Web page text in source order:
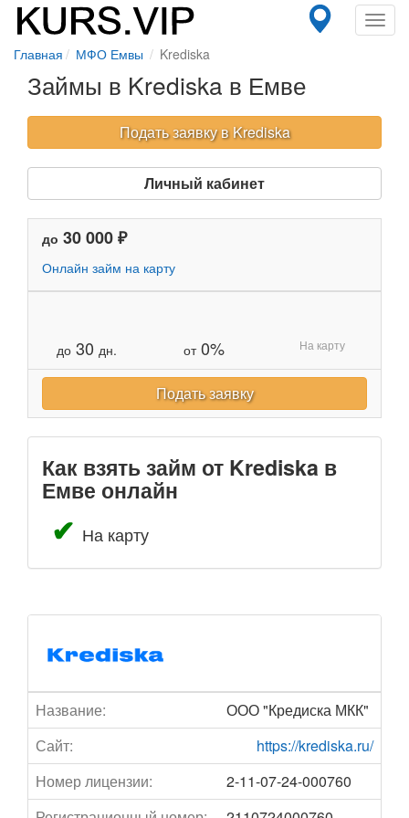
Главная МФО Емвы Krediska
Займы в Krediska в Емве
Подать заявку в Krediska
Личный кабинет
до 30 000 ₽
Онлайн займ на карту
до 30 дн. от0% На карту
Подать заявку
Как взять займ от Krediska в
Емве онлайн
На карту
Название:
ООО "Кредиска МКК"
Сайт:
https://krediska.ru/
Номер лицензии:
2-11-07-24-000760